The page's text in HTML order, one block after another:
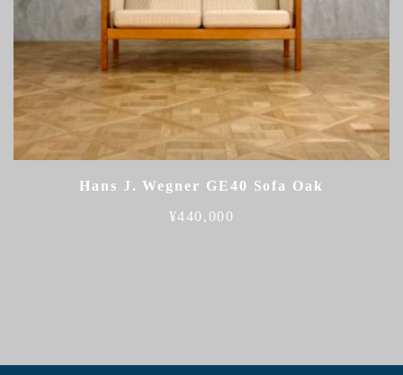
Hans J. Wegner GE40 Sofa Oak
¥440,000